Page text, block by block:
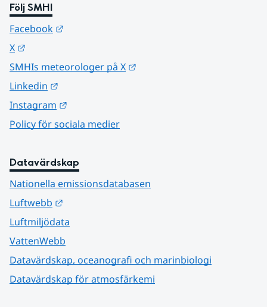
Följ SMHI
Facebook
X
SMHIs meteorologer på X
Linkedin
Instagram
Policy för sociala medier
Datavärdskap
Nationella emissionsdatabasen
Luftwebb
Luftmiljödata
VattenWebb
Datavärdskap, oceanografi och marinbiologi
Datavärdskap för atmosfärkemi